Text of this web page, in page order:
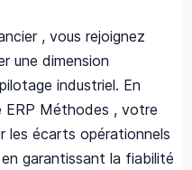
, vous rejoignez
une dimension
industriel. En
ERP Méthodes , votre
écarts opérationnels
garantissant la fiabilité